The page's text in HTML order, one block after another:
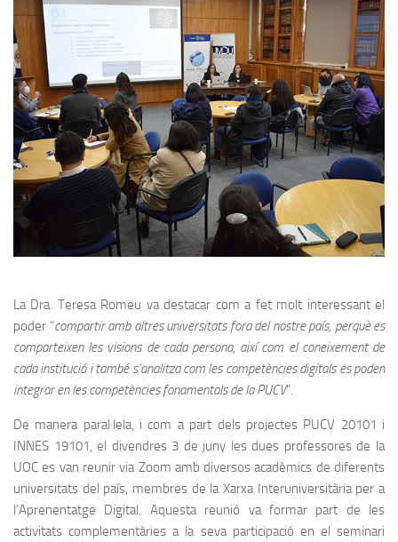
La Dra. Teresa Romeu​ va destacar com a fet molt interessant el
poder “compartir amb altres universitats fora del nostre país, perquè es
comparteixen les visions de cada persona, així com el coneixement de
cada institució i també s’analitza com les competències digitals es poden
integrar en les competències fonamentals de la PUCV”.
De manera paral·lela, i com a part dels projectes PUCV 20101 i
INNES 19101, el divendres 3 de juny les dues professores de la
UOC es van reunir via Zoom amb diversos acadèmics de diferents
universitats del país, membres de la Xarxa Interuniversitària per a
l’Aprenentatge Digital. Aquesta reunió va formar part de les
activitats complementàries a la seva participació en el seminari